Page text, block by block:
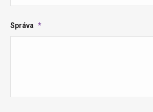
Správa *